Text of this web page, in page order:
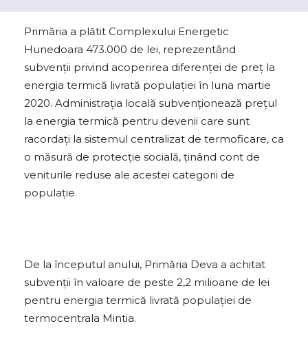
Primăria a plătit Complexului Energetic
Hunedoara 473.000 de lei, reprezentând
subvenții privind acoperirea diferenței de preț la
energia termică livrată populației în luna martie
2020. Administrația locală subvenționează prețul
la energia termică pentru devenii care sunt
racordați la sistemul centralizat de termoficare, ca
o măsură de protecție socială, ținând cont de
veniturile reduse ale acestei categorii de
populație.
De la începutul anului, Primăria Deva a achitat
subvenţii în valoare de peste 2,2 milioane de lei
pentru energia termică livrată populaţiei de
termocentrala Mintia.